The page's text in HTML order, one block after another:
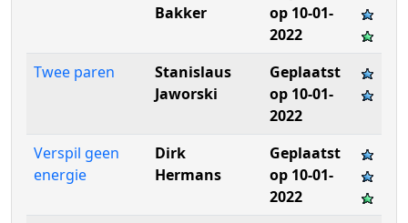
Bakker
op 10-01-
2022
Twee paren
Stanislaus
Jaworski
Geplaatst
op 10-01-
2022
Verspil geen
energie
Dirk
Hermans
Geplaatst
op 10-01-
2022